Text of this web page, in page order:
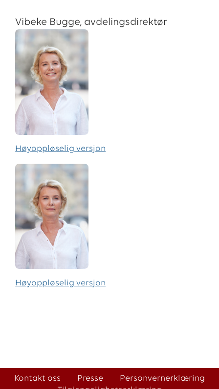
Vibeke Bugge, avdelingsdirektør
Høyoppløselig versjon
Høyoppløselig versjon
Kontakt oss Presse
Personvernerklæring